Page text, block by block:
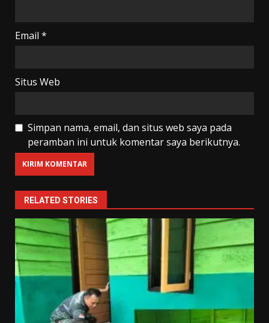
Email *
Situs Web
Simpan nama, email, dan situs web saya pada
peramban ini untuk komentar saya berikutnya.
RELATED STORIES